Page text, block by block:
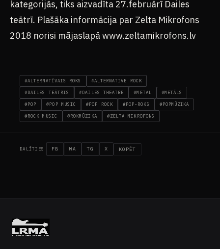
kategorijās, tiks aizvadīta 27.februārī Dailes
teātrī. Plašāka informācija par Zelta Mikrofons
2018 norisi mājaslapā www.zeltamikrofons.lv
#ALTERNATĪVAIS ROKS #ALTERNATIVE ROCK
#DAILES TEĀTRIS #DAILES THEATRE #METAL #METĀLS
#POP #POP MUSIC #POP ROCK #POP-ROKS #POPMŪZIKA
#ROCK MUSIC #ROKMŪZIKA #ZELTA MIKROFONS
DALĪTIES FB WA TG X KOPĒT